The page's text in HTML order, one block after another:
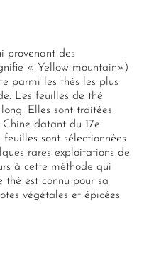
provenant des
« Yellow mountain»)
parmi les thés les plus
Les feuilles de thé
Elles sont traitées
datant du 17e
sont sélectionnées
rares exploitations de
à cette méthode qui
est connu pour sa
végétales et épicées